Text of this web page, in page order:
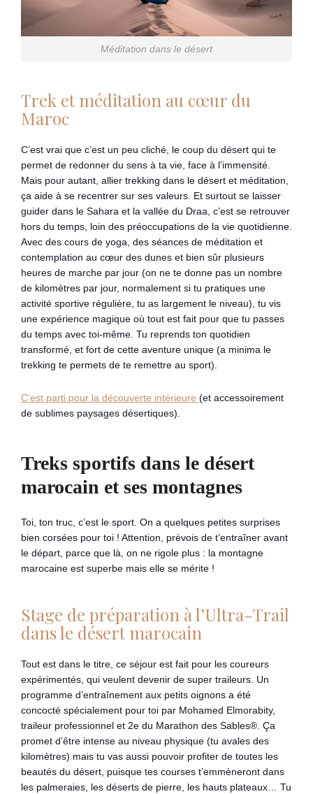
Méditation dans le désert
Trek et méditation au cœur du
Maroc
C’est vrai que c’est un peu cliché, le coup du désert qui te
permet de redonner du sens à ta vie, face à l’immensité.
Mais pour autant, allier trekking dans le désert et méditation,
ça aide à se recentrer sur ses valeurs. Et surtout se laisser
guider dans le Sahara et la vallée du Draa, c’est se retrouver
hors du temps, loin des préoccupations de la vie quotidienne.
Avec des cours de yoga, des séances de méditation et
contemplation au cœur des dunes et bien sûr plusieurs
heures de marche par jour (on ne te donne pas un nombre
de kilomètres par jour, normalement si tu pratiques une
activité sportive régulière, tu as largement le niveau), tu vis
une expérience magique où tout est fait pour que tu passes
du temps avec toi-même. Tu reprends ton quotidien
transformé, et fort de cette aventure unique (a minima le
trekking te permets de te remettre au sport).
C’est parti pour la découverte intérieure (et accessoirement
de sublimes paysages désertiques).
Treks sportifs dans le désert
marocain et ses montagnes
Toi, ton truc, c’est le sport. On a quelques petites surprises
bien corsées pour toi ! Attention, prévois de t’entraîner avant
le départ, parce que là, on ne rigole plus : la montagne
marocaine est superbe mais elle se mérite !
Stage de préparation à l’Ultra-Trail
dans le désert marocain
Tout est dans le titre, ce séjour est fait pour les coureurs
expérimentés, qui veulent devenir de super traileurs. Un
programme d’entraînement aux petits oignons a été
concocté spécialement pour toi par Mohamed Elmorabity,
traileur professionnel et 2e du Marathon des Sables®. Ça
promet d’être intense au niveau physique (tu avales des
kilomètres) mais tu vas aussi pouvoir profiter de toutes les
beautés du désert, puisque tes courses t’emmèneront dans
les palmeraies, les déserts de pierre, les hauts plateaux… Tu